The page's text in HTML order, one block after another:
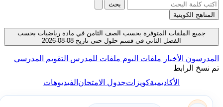
الكويتية
الملفات المتوفرة بحسب الصف الثامن في مادة رياضيات بحسب
الفصل الثاني في قسم حلول حتى تاريخ 08-08-2026
الأخبار ملفات اليومملفات للمدرسالتقويم المدرسي
الرابط
الأكاديميةكويزاتجدول الامتحانالفيديوهات